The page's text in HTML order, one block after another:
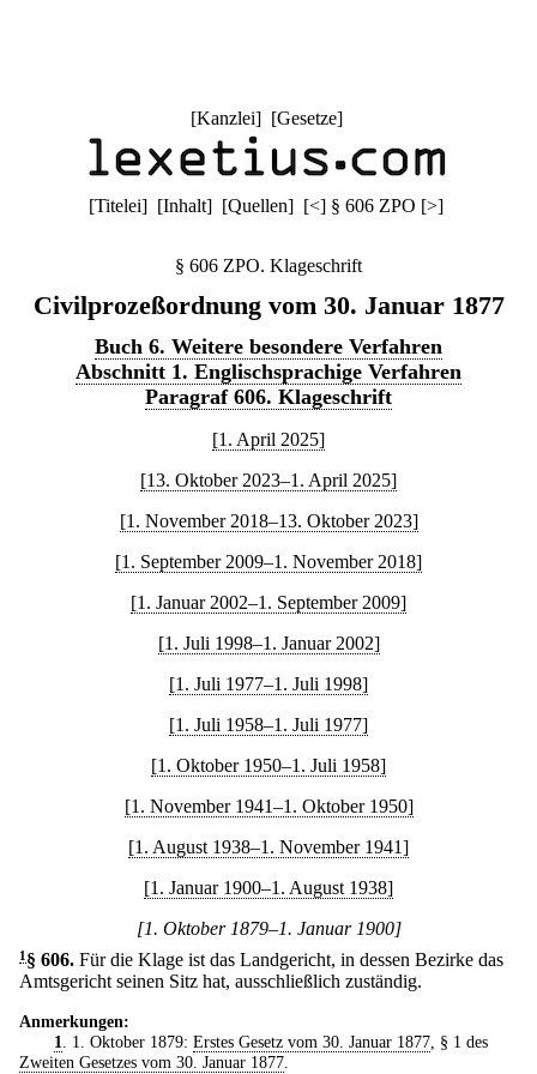
[Kanzlei] [Gesetze]
[Titelei] [Inhalt] [Quellen] [<] § 606 ZPO [>]
§ 606 ZPO. Klageschrift
Civilprozeßordnung vom 30. Januar 1877
Buch 6. Weitere besondere Verfahren
Abschnitt 1. Englischsprachige Verfahren
Paragraf 606. Klageschrift
[1. April 2025]
[13. Oktober 2023–1. April 2025]
[1. November 2018–13. Oktober 2023]
[1. September 2009–1. November 2018]
[1. Januar 2002–1. September 2009]
[1. Juli 1998–1. Januar 2002]
[1. Juli 1977–1. Juli 1998]
[1. Juli 1958–1. Juli 1977]
[1. Oktober 1950–1. Juli 1958]
[1. November 1941–1. Oktober 1950]
[1. August 1938–1. November 1941]
[1. Januar 1900–1. August 1938]
[1. Oktober 1879–1. Januar 1900]
1 § 606. Für die Klage ist das Landgericht, in dessen Bezirke das
Amtsgericht seinen Sitz hat, ausschließlich zuständig.
Anmerkungen:
1
. 1. Oktober 1879: Erstes Gesetz vom 30. Januar 1877, § 1 des
Zweiten Gesetzes vom 30. Januar 1877